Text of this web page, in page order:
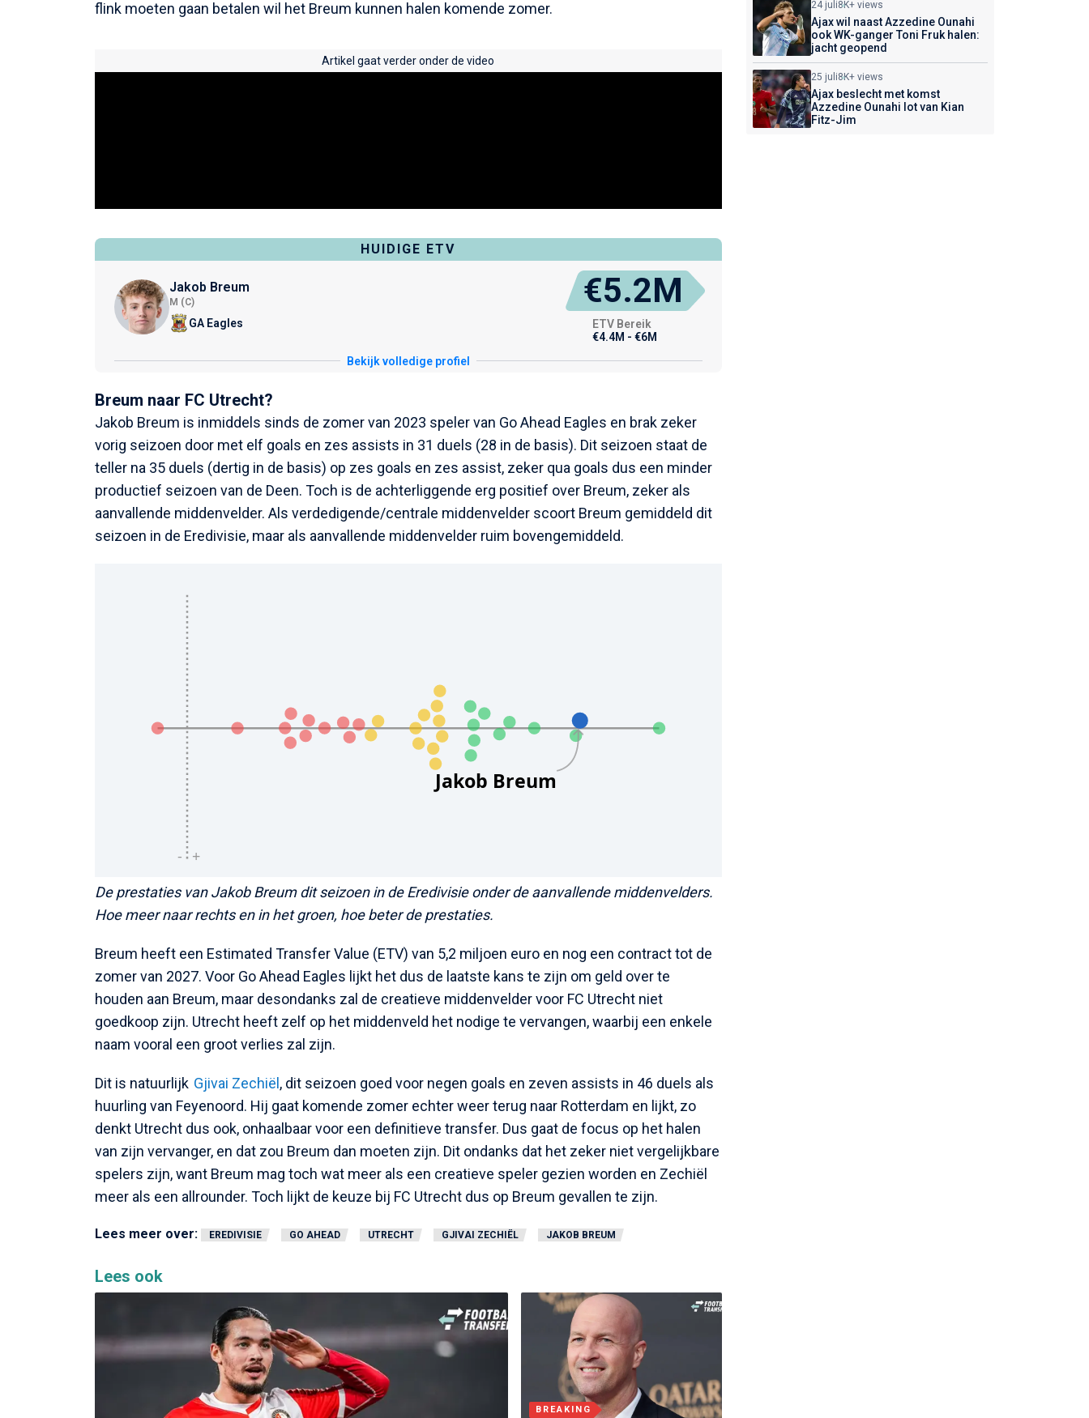
flink moeten gaan betalen wil het Breum kunnen halen komende zomer.
Artikel gaat verder onder de video
HUIDIGE ETV
Jakob Breum
M (C)
GA Eagles
€5.2M
ETV Bereik
€4.4M - €6M
Bekijk volledige profiel
Breum naar FC Utrecht?
Jakob Breum is inmiddels sinds de zomer van 2023 speler van Go Ahead Eagles en brak zeker
vorig seizoen door met elf goals en zes assists in 31 duels (28 in de basis). Dit seizoen staat de
teller na 35 duels (dertig in de basis) op zes goals en zes assist, zeker qua goals dus een minder
productief seizoen van de Deen. Toch is de achterliggende erg positief over Breum, zeker als
aanvallende middenvelder. Als verdedigende/centrale middenvelder scoort Breum gemiddeld dit
seizoen in de Eredivisie, maar als aanvallende middenvelder ruim bovengemiddeld.
De prestaties van Jakob Breum dit seizoen in de Eredivisie onder de aanvallende middenvelders.
Hoe meer naar rechts en in het groen, hoe beter de prestaties.
Breum heeft een Estimated Transfer Value (ETV) van 5,2 miljoen euro en nog een contract tot de
zomer van 2027. Voor Go Ahead Eagles lijkt het dus de laatste kans te zijn om geld over te
houden aan Breum, maar desondanks zal de creatieve middenvelder voor FC Utrecht niet
goedkoop zijn. Utrecht heeft zelf op het middenveld het nodige te vervangen, waarbij een enkele
naam vooral een groot verlies zal zijn.
Dit is natuurlijk Gjivai Zechiël , dit seizoen goed voor negen goals en zeven assists in 46 duels als
huurling van Feyenoord. Hij gaat komende zomer echter weer terug naar Rotterdam en lijkt, zo
denkt Utrecht dus ook, onhaalbaar voor een definitieve transfer. Dus gaat de focus op het halen
van zijn vervanger, en dat zou Breum dan moeten zijn. Dit ondanks dat het zeker niet vergelijkbare
spelers zijn, want Breum mag toch wat meer als een creatieve speler gezien worden en Zechiël
meer als een allrounder. Toch lijkt de keuze bij FC Utrecht dus op Breum gevallen te zijn.
Lees meer over: EREDIVISIE GO AHEAD UTRECHT GJIVAI ZECHIËL JAKOB BREUM
Lees ook
BREAKING
24 juli8K+ views
Ajax wil naast Azzedine Ounahi
ook WK-ganger Toni Fruk halen:
jacht geopend
25 juli8K+ views
Ajax beslecht met komst
Azzedine Ounahi lot van Kian
Fitz-Jim